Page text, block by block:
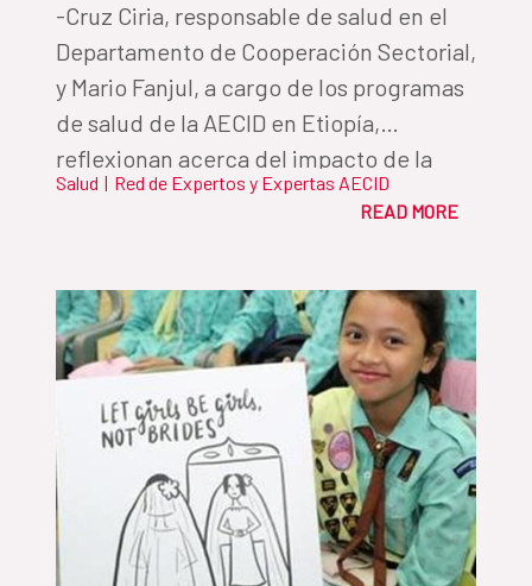
-Cruz Ciria, responsable de salud en el
Departamento de Cooperación Sectorial,
y Mario Fanjul, a cargo de los programas
de salud de la AECID en Etiopía,
reflexionan acerca del impacto de la
crisis internacional del COVID19 en los
Salud | Red de Expertos y Expertas AECID
READ MORE